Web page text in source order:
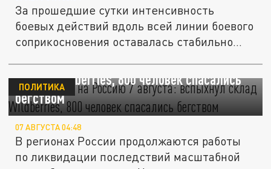
За прошедшие сутки интенсивность
боевых действий вдоль всей линии боевого
соприкосновения оставалась стабильно...
Атака БПЛА на Россию 7 августа: вспыхнул
склад Wildberries, 800 человек спасались
бегством
ПОЛИТИКА
07 АВГУСТА 04:48
В регионах России продолжаются работы
по ликвидации последствий масштабной